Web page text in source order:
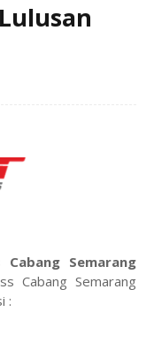
Semarang
Cabang Semarang
: